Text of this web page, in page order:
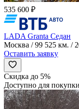
535 600 ₽
LADA Granta Седан
Москва / 99 525 км. /
Оставить заявку
Скидка до 5%
Доступно для покупки